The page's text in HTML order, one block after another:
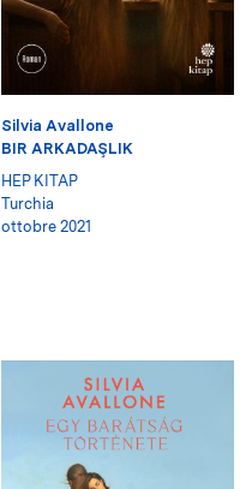
Silvia Avallone
BIR ARKADAŞLIK
HEP KITAP
Turchia
ottobre 2021